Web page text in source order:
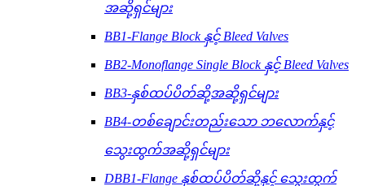
အဆို့ရှင်များ
BB1-Flange Block နှင့် Bleed Valves
BB2-Monoflange Single Block နှင့် Bleed Valves
BB3-နှစ်ထပ်ပိတ်ဆို့အဆို့ရှင်များ
BB4-တစ်ချောင်းတည်းသော ဘလောက်နှင့်
သွေးထွက်အဆို့ရှင်များ
DBB1-Flange နှစ်ထပ်ပိတ်ဆို့နှင့် သွေးထွက်